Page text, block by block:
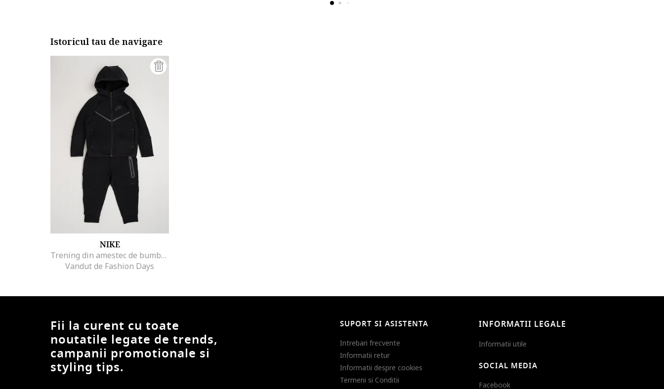
Istoricul tau de navigare
NIKE
Trening din amestec de bumbac cu gluga
Vandut de Fashion Days
Fii la curent cu toate
noutatile legate de trends,
campanii promotionale si
styling tips.
SUPORT SI ASISTENTA
Intrebari frecvente
Informatii retur
Informatii despre cookies
Termeni si Conditii
INFORMATII LEGALE
Informatii utile
SOCIAL MEDIA
Facebook